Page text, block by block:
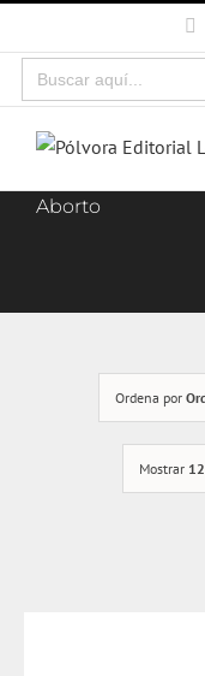
al
contenido
Buscar:
Aborto
Ordena por
Mostrar